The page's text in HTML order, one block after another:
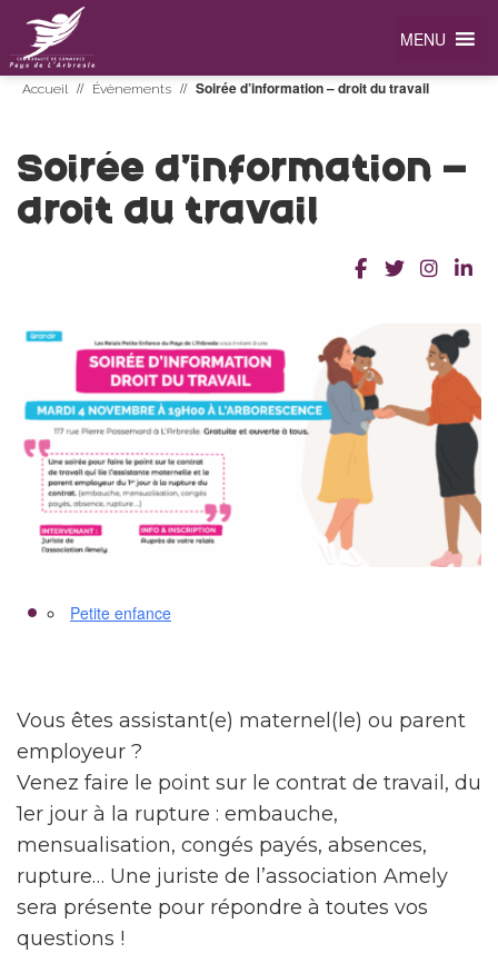
MENU
Accueil // Évènements // Soirée d’information – droit du travail
Soirée d’information –
droit du travail
Petite enfance
Vous êtes assistant(e) maternel(le) ou parent
employeur ?
Venez faire le point sur le contrat de travail, du
1er jour à la rupture : embauche,
mensualisation, congés payés, absences,
rupture… Une juriste de l’association Amely
sera présente pour répondre à toutes vos
questions !